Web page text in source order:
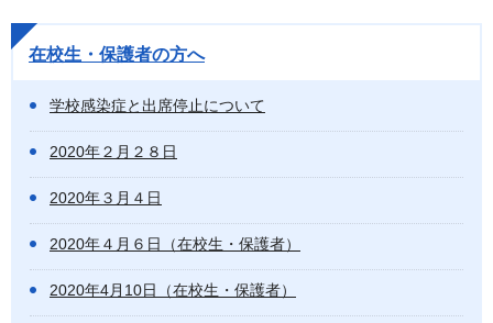
在校生・保護者の方へ
学校感染症と出席停止について
2020年２月２８日
2020年３月４日
2020年４月６日（在校生・保護者）
2020年4月10日（在校生・保護者）